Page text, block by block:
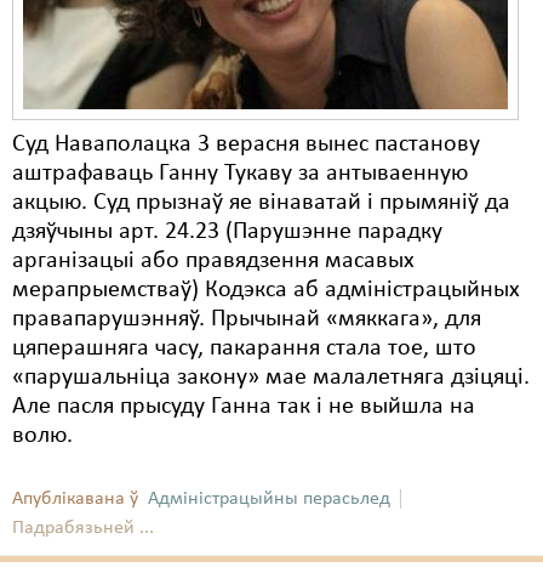
Суд Наваполацка 3 верасня вынес пастанову
аштрафаваць Ганну Тукаву за антываенную
акцыю. Суд прызнаў яе вінаватай і прымяніў да
дзяўчыны арт. 24.23 (Парушэнне парадку
арганізацыі або правядзення масавых
мерапрыемстваў) Кодэкса аб адміністрацыйных
правапарушэнняў. Прычынай «мяккага», для
цяперашняга часу, пакарання стала тое, што
«парушальніца закону» мае малалетняга дзіцяці.
Але пасля прысуду Ганна так і не выйшла на
волю.
Апублікавана ў Адміністрацыйны перасьлед
Падрабязьней ...
Культурныя правы
ЛПП
Мігранты
Мірныя сходы
Палітвязьні
Праваабаронцы
Правы дзіцяці
Пэнітэнцыярная сыстэма
Распальваньне варожасьці
Свабода слова